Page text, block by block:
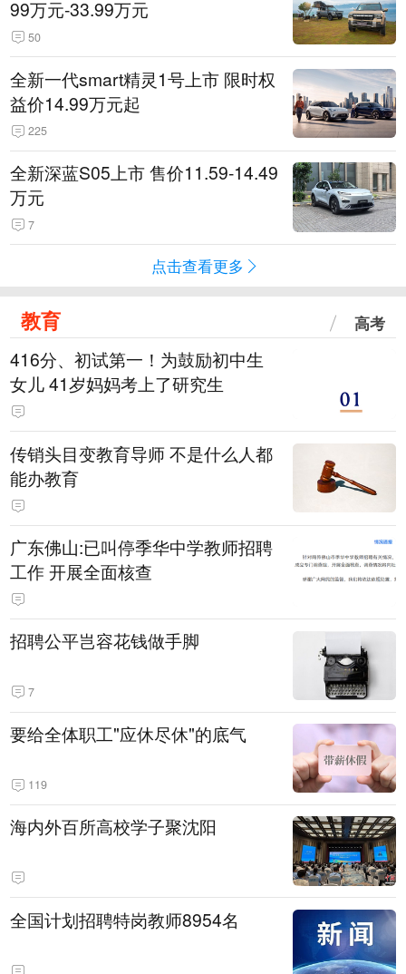
99万元-33.99万元
50
全新一代smart精灵1号上市 限时权
益价14.99万元起
225
全新深蓝S05上市 售价11.59-14.49
万元
7
点击查看更多
教育 高考
416分、初试第一！为鼓励初中生
女儿 41岁妈妈考上了研究生
传销头目变教育导师 不是什么人都
能办教育
广东佛山:已叫停季华中学教师招聘
工作 开展全面核查
招聘公平岂容花钱做手脚
7
要给全体职工"应休尽休"的底气
119
海内外百所高校学子聚沈阳
全国计划招聘特岗教师8954名